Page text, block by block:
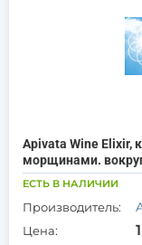
Apivata Wine Elixir,
морщинами.
ЕСТЬ В НАЛИЧИИ
Производитель:
Цена: